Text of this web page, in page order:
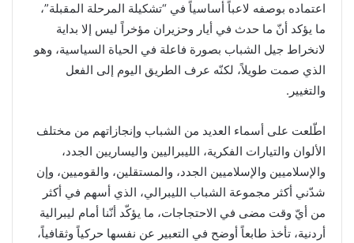
اعتماده بوصفه لاعباً أساسياً في “تشكيلة المرحلة المقبلة”،
ما يؤكد أنّ ما حدث في أيار وحزيران مؤخراً ليس إلا بداية
لانخراط جيل الشباب بصورة فاعلة في الحياة السياسية، وهو
الذي صمت طويلاً، لكنّه عرف الطريق اليوم إلى الفعل
والتغيير.
اطّلعت على أسماء العديد من الشباب وإنجازاتهم من مختلف
الألوان والتيارات الفكرية، الليبراليين واليساريين الجدد،
والإسلاميين والإسلاميين الجدد، والمستقلين، والقوميين، وإن
شدّني أكثر مجموعة الشباب الليبرالي، الذي أسهم في أكثر
من أيّ وقت مضى في الاحتجاجات، ما يؤكّد أنّنا أمام ليبرالية
أردنية، تأخذ طابعاً أوضح في التعبير عن نفسها حركياً وثقافياً،